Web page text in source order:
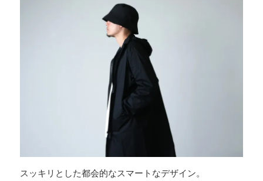
スッキリとした都会的なスマートなデザイン。